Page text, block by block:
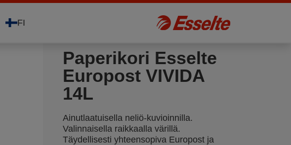
FI
Paperikori Esselte
Europost VIVIDA
14L
Ainutlaatuisella neliö-kuvioinnilla.
Valinnaisella raikkaalla värillä.
Täydellisesti yhteensopiva Europost ja